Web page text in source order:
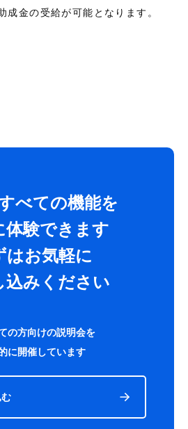
成金の受給が可能となります。
べての機能を
体験できます
はお気軽に
込みください
の方向けの説明会を
に開催しています